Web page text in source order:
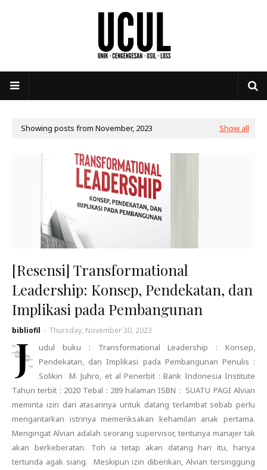
Showing posts from November, 2023 Show all
[Resensi] Transformational
Leadership: Konsep, Pendekatan, dan
Implikasi pada Pembangunan
bibliofil - Thursday, November 30, 2023
J
udul buku : Transformational Leadership : Konsep,
Pendekatan, dan Implikasi pada Pembangunan Penulis :
Solikin M. Juhro, et al Penerbit : Bank Indonesia Institute
Tahun terbit : 2020 Tebal : 289 halaman ISBN : SUATU PAGI Alvian
meminta izin dari atasannya untuk datang terlambat sebab perlu
mengantarkan istrinya memeriksakan kehamilan anak pertama.
Mengingat Alvian adalah seorang supervisor, tentunya manajer tak
akan berkeberatan. Toh ia tetap akan datang hari itu, hanya
tertunda agak siang. Meskipun izin diberikan, Alvian tersinggung